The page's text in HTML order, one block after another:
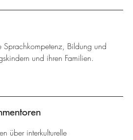
Sprachkompetenz, Bildung und
und ihren Familien.
über interkulturelle